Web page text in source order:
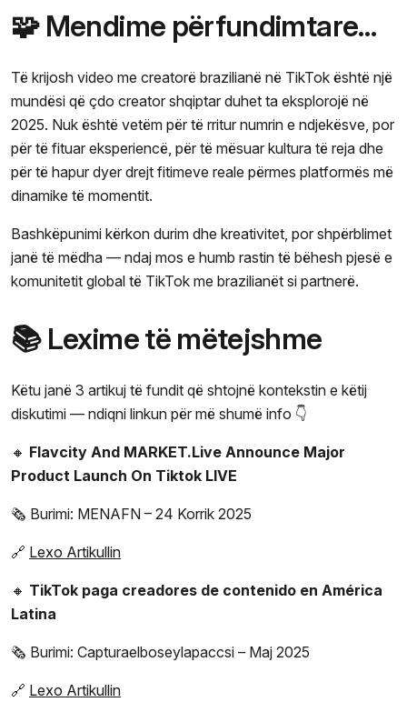
🧩 Mendime përfundimtare…
Të krijosh video me creatorë brazilianë në TikTok është një
mundësi që çdo creator shqiptar duhet ta eksplorojë në
2025. Nuk është vetëm për të rritur numrin e ndjekësve, por
për të fituar eksperiencë, për të mësuar kultura të reja dhe
për të hapur dyer drejt fitimeve reale përmes platformës më
dinamike të momentit.
Bashkëpunimi kërkon durim dhe kreativitet, por shpërblimet
janë të mëdha — ndaj mos e humb rastin të bëhesh pjesë e
komunitetit global të TikTok me brazilianët si partnerë.
📚 Lexime të mëtejshme
Këtu janë 3 artikuj të fundit që shtojnë kontekstin e këtij
diskutimi — ndiqni linkun për më shumë info 👇
🔸 Flavcity And MARKET.Live Announce Major
Product Launch On Tiktok LIVE
🗞️ Burimi: MENAFN – 24 Korrik 2025
🔗 Lexo Artikullin
🔸 TikTok paga creadores de contenido en América
Latina
🗞️ Burimi: Capturaelboseylapaccsi – Maj 2025
🔗 Lexo Artikullin